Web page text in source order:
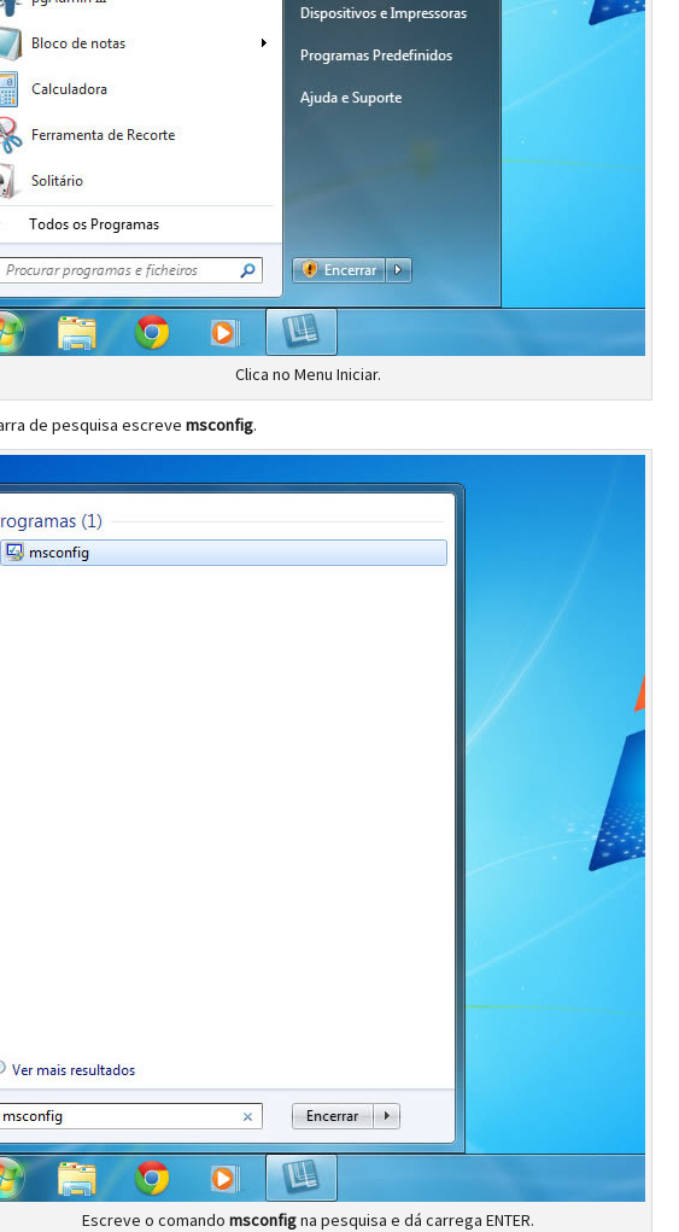
Clica no Menu Iniciar.
de pesquisa escreve msconfig.
Escreve o comando msconfigna pesquisa e dá carrega ENTER.